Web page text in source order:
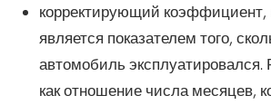
корректирующий коэффициент,
является показателем того,
автомобиль эксплуатировался.
как отношение числа месяцев,